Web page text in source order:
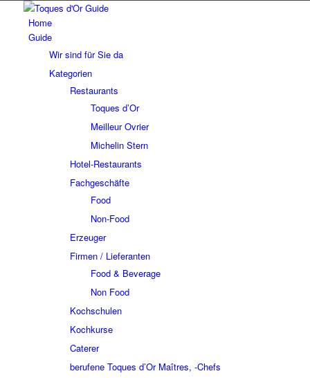
Home
Guide
Wir sind für Sie da
Kategorien
Restaurants
Toques d’Or
Meilleur Ovrier
Michelin Stern
Hotel-Restaurants
Fachgeschäfte
Food
Non-Food
Erzeuger
Firmen / Lieferanten
Food & Beverage
Non Food
Kochschulen
Kochkurse
Caterer
berufene Toques d’Or Maîtres, -Chefs